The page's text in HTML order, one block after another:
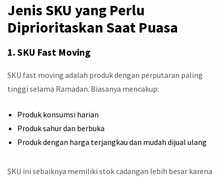
Jenis SKU yang Perlu
Diprioritaskan Saat Puasa
1. SKU Fast Moving
SKU fast moving adalah produk dengan perputaran paling
tinggi selama Ramadan. Biasanya mencakup:
Produk konsumsi harian
Produk sahur dan berbuka
Produk dengan harga terjangkau dan mudah dijual ulang
SKU ini sebaiknya memiliki stok cadangan lebih besar karena